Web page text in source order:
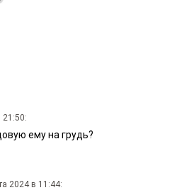
21:50:
ему на грудь?
2024 в 11:44: